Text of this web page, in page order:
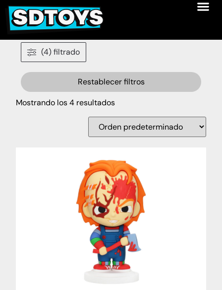
(4) filtrado
Restablecer filtros
Mostrando los 4 resultados